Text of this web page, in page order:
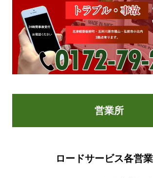
営業所
ロードサービス各営